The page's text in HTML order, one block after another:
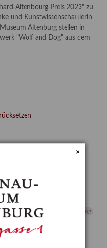
Altenbourg-Preis 2023" zu
und Kunstwissenschaftlerin
Altenburg stellen in
"Wolf and Dog" aus dem
Museen
Schlossberg
Archäologie Asta Gröting
Berlin in den Zwanziger Jahren
×